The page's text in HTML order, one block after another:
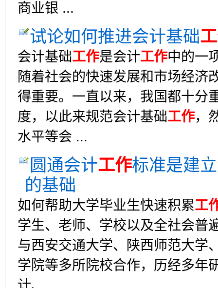
商业银 ...
试论如何推进会计基础
会计基础工作是会计工作中的一
随着社会的快速发展和市场经济
得重要。一直以来，我国都十分
度，以此来规范会计基础工作，
水平等会 ...
圆通会计工作标准是建
的基础
如何帮助大学毕业生快速积累工
学生、老师、学校以及全社会普
与西安交通大学、陕西师范大学
学院等多所院校合作，历经多年